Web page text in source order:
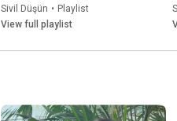
Sivil Düşün • Playlist
View full playlist